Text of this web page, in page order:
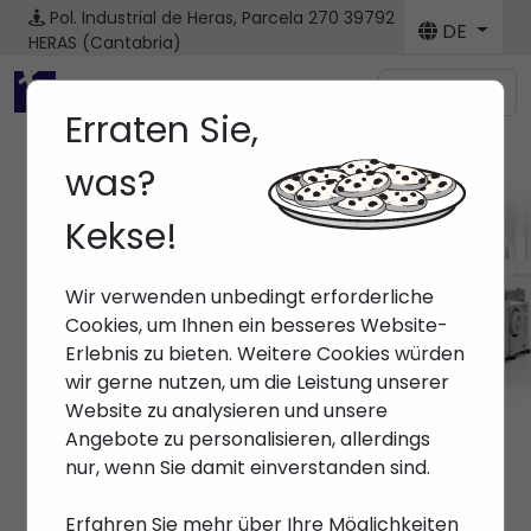
Pol. Industrial de Heras, Parcela 270 39792
HERAS (Cantabria)
DE
Menú
Anfang> Maschinen
Erraten Sie,
was?
Kekse!
Wir verwenden unbedingt erforderliche
Cookies, um Ihnen ein besseres Website-
Erlebnis zu bieten. Weitere Cookies würden
wir gerne nutzen, um die Leistung unserer
Website zu analysieren und unsere
Angebote zu personalisieren, allerdings
nur, wenn Sie damit einverstanden sind.
Erfahren Sie mehr über Ihre Möglichkeiten